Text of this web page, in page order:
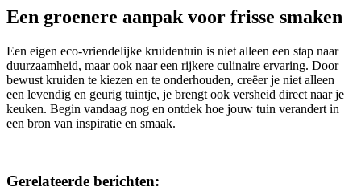
Een groenere aanpak voor frisse smaken
Een eigen eco-vriendelijke kruidentuin is niet alleen een stap naar
duurzaamheid, maar ook naar een rijkere culinaire ervaring. Door
bewust kruiden te kiezen en te onderhouden, creëer je niet alleen
een levendig en geurig tuintje, je brengt ook versheid direct naar je
keuken. Begin vandaag nog en ontdek hoe jouw tuin verandert in
een bron van inspiratie en smaak.
Gerelateerde berichten: